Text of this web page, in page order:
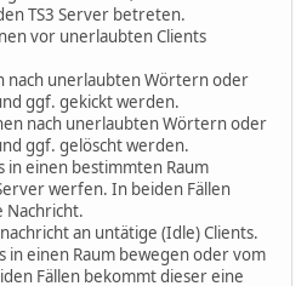
TS3 Server betreten.
vor unerlaubten Clients
nach unerlaubten Wörtern oder
ggf. gekickt werden.
nach unerlaubten Wörtern oder
ggf. gelöscht werden.
in einen bestimmten Raum
werfen. In beiden Fällen
Nachricht.
an untätige (Idle) Clients.
in einen Raum bewegen oder vom
Fällen bekommt dieser eine